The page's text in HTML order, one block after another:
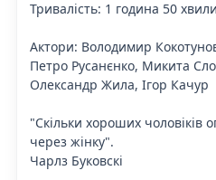
Тривалість: 1 година 50
Актори: Володимир
Петро Русанєнко, Микита
Олександр Жила, Ігор Качур
"Скільки хороших чоловіків
через жінку".
Чарлз Буковскі